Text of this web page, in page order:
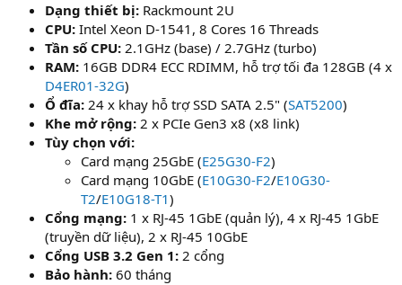
Dạng thiết bị: Rackmount 2U
CPU: Intel Xeon D-1541, 8 Cores 16 Threads
Tần số CPU: 2.1GHz (base) / 2.7GHz (turbo)
RAM: 16GB DDR4 ECC RDIMM, hỗ trợ tối đa 128GB (4 x
D4ER01-32G)
Ổ đĩa: 24 x khay hỗ trợ SSD SATA 2.5" (SAT5200)
Khe mở rộng: 2 x PCIe Gen3 x8 (x8 link)
Tùy chọn với:
Card mạng 25GbE (E25G30-F2)
Card mạng 10GbE (E10G30-F2/E10G30-
T2/E10G18-T1)
Cổng mạng: 1 x RJ-45 1GbE (quản lý), 4 x RJ-45 1GbE
(truyền dữ liệu), 2 x RJ-45 10GbE
Cổng USB 3.2 Gen 1: 2 cổng
Bảo hành: 60 tháng